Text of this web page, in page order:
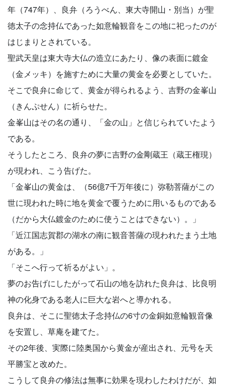
年（747年）、良弁（ろうべん、東大寺開山・別当）が聖
徳太子の念持仏であった如意輪観音をこの地に祀ったのが
はじまりとされている。
聖武天皇は東大寺大仏の造立にあたり、像の表面に鍍金
（金メッキ）を施すために大量の黄金を必要としていた。
そこで良弁に命じて、黄金が得られるよう、吉野の金峯山
（きんぷせん）に祈らせた。
金峯山はその名の通り、「金の山」と信じられていたよう
である。
そうしたところ、良弁の夢に吉野の金剛蔵王（蔵王権現）
が現われ、こう告げた。
「金峯山の黄金は、（56億7千万年後に）弥勒菩薩がこの
世に現われた時に地を黄金で覆うために用いるものである
（だから大仏鍍金のために使うことはできない）。」
「近江国志賀郡の湖水の南に観音菩薩の現われたまう土地
がある。」
「そこへ行って祈るがよい」。
夢のお告げにしたがって石山の地を訪れた良弁は、比良明
神の化身である老人に巨大な岩へと導かれる。
良弁は、そこに聖徳太子念持仏の6寸の金銅如意輪観音像
を安置し、草庵を建てた。
その2年後、実際に陸奥国から黄金が産出され、元号を天
平勝宝と改めた。
こうして良弁の修法は無事に効果を現わしたわけだが、如